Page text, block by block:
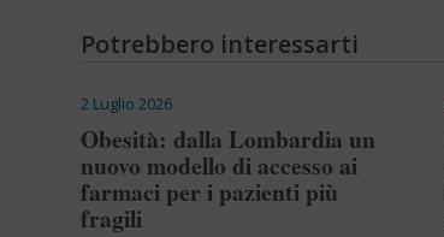
Potrebbero interessarti
2 Luglio 2026
Obesità: dalla Lombardia un
nuovo modello di accesso ai
farmaci per i pazienti più
fragili